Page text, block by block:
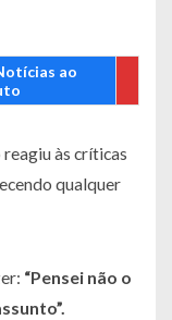
ao
às críticas
qualquer
“Pensei não o